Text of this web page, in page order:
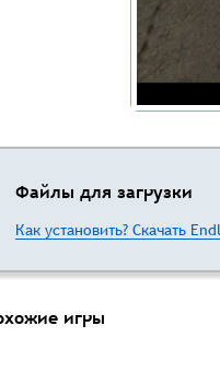
Файлы для загрузки
Как установить? Скачать
игры